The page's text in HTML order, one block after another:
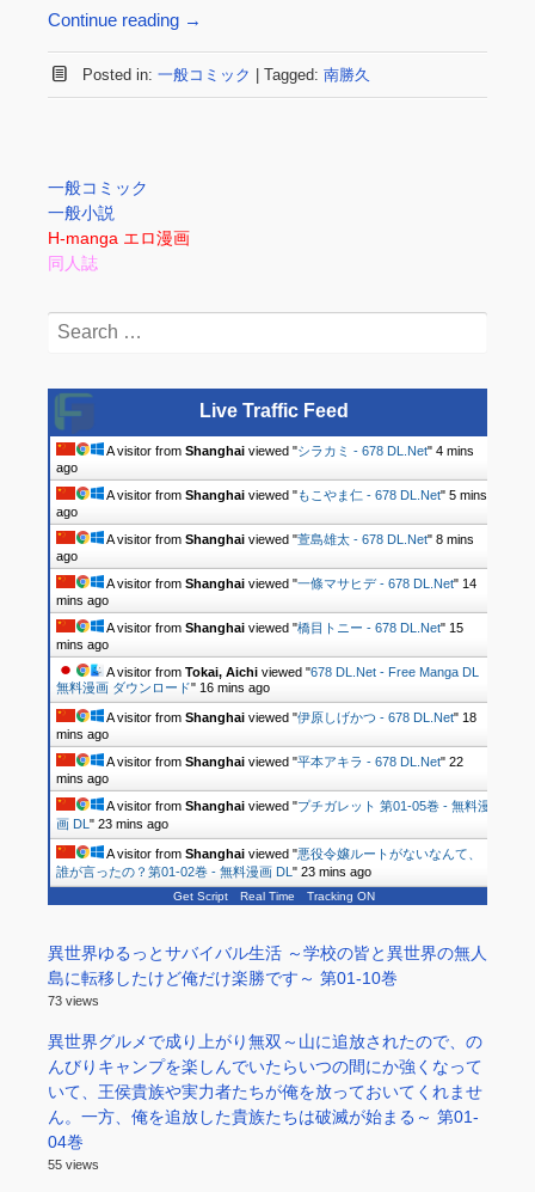
Continue reading →
Posted in: 一般コミック Tagged: 南勝久
一般コミック
一般小説
H-manga エロ漫画
同人誌
Search
Live Traffic Feed
A visitor from Shanghai viewed "シラカミ - 678 DL.Net" 4 mins
ago
A visitor from Shanghai viewed "もこやま仁 - 678 DL.Net" 5 mins
ago
A visitor from Shanghai viewed "萱島雄太 - 678 DL.Net" 8 mins
ago
A visitor from Shanghai viewed "一條マサヒデ - 678 DL.Net" 14
mins ago
A visitor from Shanghai viewed "橋目トニー - 678 DL.Net" 15
mins ago
A visitor from Tokai, Aichi viewed "678 DL.Net - Free Manga DL
無料漫画 ダウンロード" 16 mins ago
A visitor from Shanghai viewed "伊原しげかつ - 678 DL.Net" 18
mins ago
A visitor from Shanghai viewed "平本アキラ - 678 DL.Net" 22
mins ago
A visitor from Shanghai viewed "プチガレット 第01-05巻 - 無料漫
画 DL" 23 mins ago
A visitor from Shanghai viewed "悪役令嬢ルートがないなんて、
誰が言ったの？第01-02巻 - 無料漫画 DL" 23 mins ago
Get Script Real Time Tracking ON
異世界ゆるっとサバイバル生活 ～学校の皆と異世界の無人
島に転移したけど俺だけ楽勝です～ 第01-10巻
73 views
異世界グルメで成り上がり無双～山に追放されたので、の
んびりキャンプを楽しんでいたらいつの間にか強くなって
いて、王侯貴族や実力者たちが俺を放っておいてくれませ
ん。一方、俺を追放した貴族たちは破滅が始まる～ 第01-
04巻
55 views